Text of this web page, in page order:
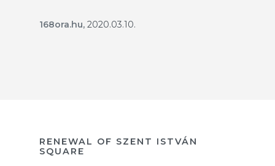
168ora.hu, 2020.03.10.
RENEWAL OF SZENT ISTVÁN
SQUARE